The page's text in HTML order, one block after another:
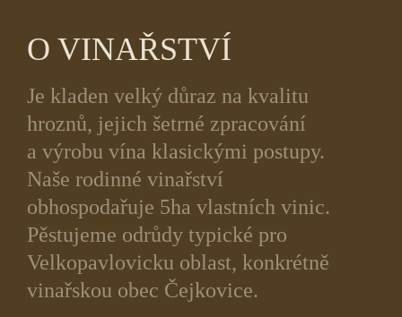
O VINAŘSTVÍ
Je kladen velký důraz na kvalitu
hroznů, jejich šetrné zpracování
a výrobu vína klasickými postupy.
Naše rodinné vinařství
obhospodařuje 5ha vlastních vinic.
Pěstujeme odrůdy typické pro
Velkopavlovicku oblast, konkrétně
vinařskou obec Čejkovice.